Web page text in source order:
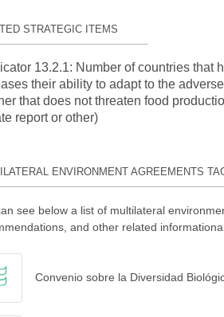
STRATEGIC ITEMS
13.2.1: Number of countries
their ability to adapt to the
that does not threaten food
report or other)
ENVIRONMENT AGREEMENTS
see below a list of multilateral
and other related
Convenio sobre la Diversidad